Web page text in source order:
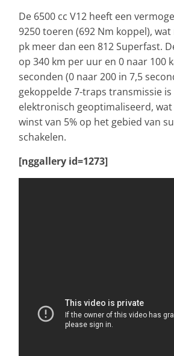
De 6500 cc V12 heeft een
9250 toeren (692 Nm koppel),
pk meer dan een 812 Superfast.
op 340 km per uur en 0 naar 100
seconden (0 naar 200 in 7,5
gekoppelde 7-traps transmissie is
elektronisch geoptimaliseerd,
winst van 5% op het gebied van
schakelen.
[nggallery id=1273]